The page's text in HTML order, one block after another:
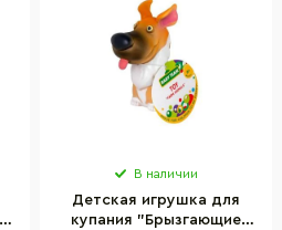
В наличии
Детская игрушка для
купания "Брызгающие